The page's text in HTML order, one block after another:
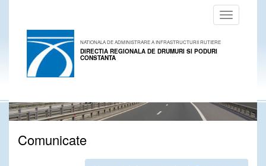
Toggle
navigation
NATIONALA DE ADMINISTRARE A INFRASTRUCTURII RUTIERE
DIRECTIA REGIONALA DE DRUMURI SI PODURI
CONSTANTA
Comunicate